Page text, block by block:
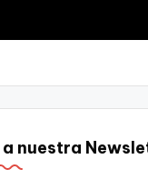
a nuestra